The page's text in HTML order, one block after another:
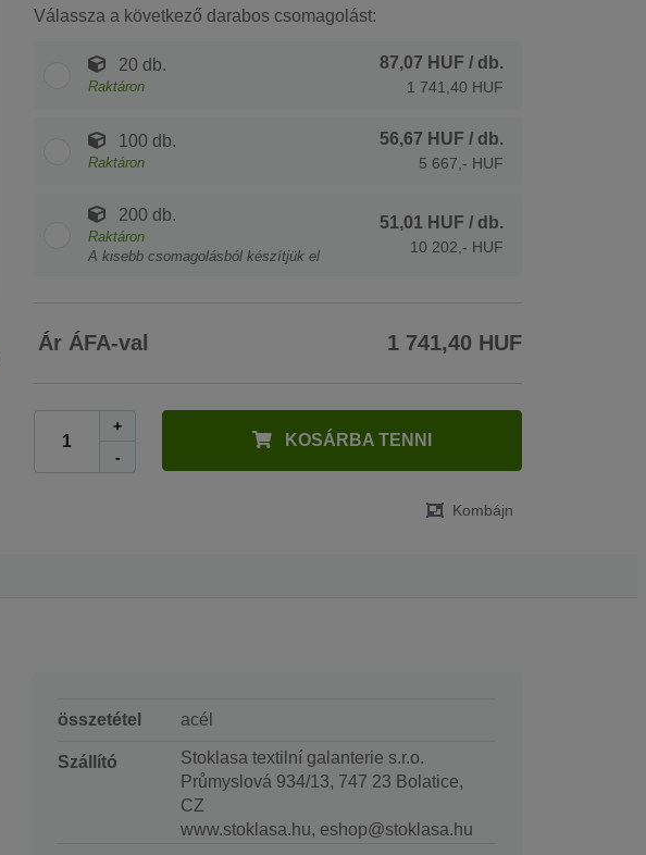
Válassza a következő darabos csomagolást:
20 db.
Raktáron
87,07 HUF / db.
1 741,40 HUF
100 db.
Raktáron
56,67 HUF / db.
5 667,- HUF
200 db.
Raktáron
A kisebb csomagolásból készítjük el
51,01 HUF / db.
10 202,- HUF
Ár ÁFA-val 1 741,40 HUF
+
-
KOSÁRBA TENNI
Kombájn
összetétel acél
Szállító
Stoklasa textilní galanterie s.r.o.
Průmyslová 934/13, 747 23 Bolatice,
CZ
www.stoklasa.hu, eshop@stoklasa.hu